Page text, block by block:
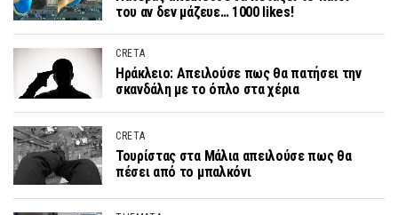
του αν δεν μάζευε… 1000 likes!
CRETA
Ηράκλειο: Απειλούσε πως θα πατήσει την
σκανδάλη με το όπλο στα χέρια
CRETA
Τουρίστας στα Μάλια απειλούσε πως θα
πέσει από το μπαλκόνι